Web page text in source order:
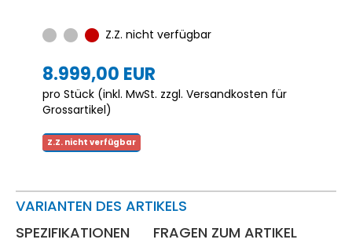
Z.Z. nicht verfügbar
8.999,00 EUR
pro Stück (inkl. MwSt. zzgl. Versandkosten für
Grossartikel)
Z.Z. nicht verfügbar
VARIANTEN DES ARTIKELS
SPEZIFIKATIONEN
FRAGEN ZUM ARTIKEL